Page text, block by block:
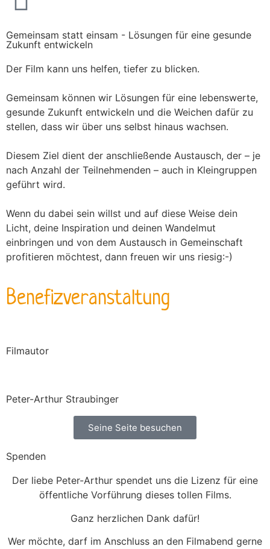
Gemeinsam statt einsam - Lösungen für eine gesunde
Zukunft entwickeln
Der Film kann uns helfen, tiefer zu blicken.
Gemeinsam können wir Lösungen für eine lebenswerte,
gesunde Zukunft entwickeln und die Weichen dafür zu
stellen, dass wir über uns selbst hinaus wachsen.
Diesem Ziel dient der anschließende Austausch, der – je
nach Anzahl der Teilnehmenden – auch in Kleingruppen
geführt wird.
Wenn du dabei sein willst und auf diese Weise dein
Licht, deine Inspiration und deinen Wandelmut
einbringen und von dem Austausch in Gemeinschaft
profitieren möchtest, dann freuen wir uns riesig:-)
Benefizveranstaltung
Filmautor
Peter-Arthur Straubinger
Seine Seite besuchen
Spenden
Der liebe Peter-Arthur spendet uns die Lizenz für eine
öffentliche Vorführung dieses tollen Films.
Ganz herzlichen Dank dafür!
Wer möchte, darf im Anschluss an den Filmabend gerne